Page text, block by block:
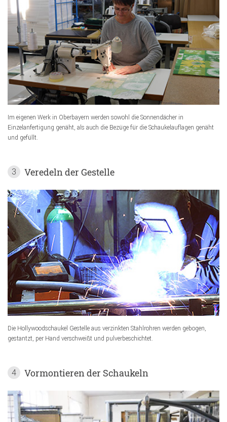
Im eigenen Werk in Oberbayern werden sowohl die Sonnendächer in
Einzelanfertigung genäht, als auch die Bezüge für die Schaukelauflagen genäht
und gefüllt.
3 Veredeln der Gestelle
Die Hollywoodschaukel Gestelle aus verzinkten Stahlrohren werden gebogen,
gestantzt, per Hand verschweißt und pulverbeschichtet.
4 Vormontieren der Schaukeln